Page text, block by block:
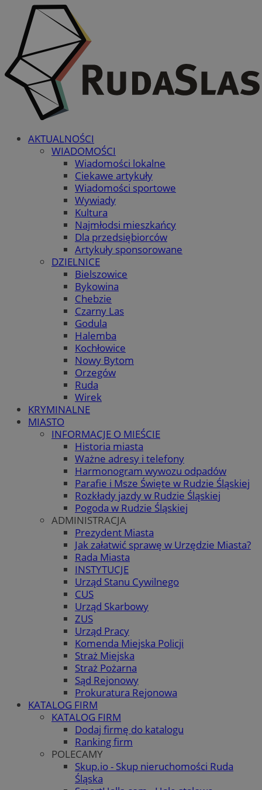
AKTUALNOŚCI
WIADOMOŚCI
Wiadomości lokalne
Ciekawe artykuły
Wiadomości sportowe
Wywiady
Kultura
Najmłodsi mieszkańcy
Dla przedsiębiorców
Artykuły sponsorowane
DZIELNICE
Bielszowice
Bykowina
Chebzie
Czarny Las
Godula
Halemba
Kochłowice
Nowy Bytom
Orzegów
Ruda
Wirek
KRYMINALNE
MIASTO
INFORMACJE O MIEŚCIE
Historia miasta
Ważne adresy i telefony
Harmonogram wywozu odpadów
Parafie i Msze Święte w Rudzie Śląskiej
Rozkłady jazdy w Rudzie Śląskiej
Pogoda w Rudzie Śląskiej
ADMINISTRACJA
Prezydent Miasta
Jak załatwić sprawę w Urzędzie Miasta?
Rada Miasta
INSTYTUCJE
Urząd Stanu Cywilnego
CUS
Urząd Skarbowy
ZUS
Urząd Pracy
Komenda Miejska Policji
Straż Miejska
Straż Pożarna
Sąd Rejonowy
Prokuratura Rejonowa
KATALOG FIRM
KATALOG FIRM
Dodaj firmę do katalogu
Ranking firm
POLECAMY
Skup.io - Skup nieruchomości Ruda
Śląska